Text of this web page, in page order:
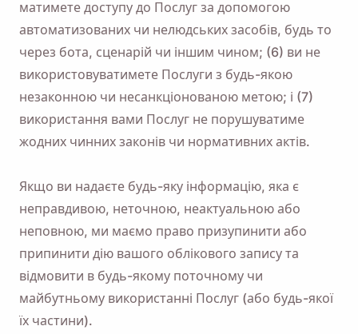
матимете доступу до Послуг за допомогою
автоматизованих чи нелюдських засобів, будь то
через бота, сценарій чи іншим чином; (6) ви не
використовуватимете Послуги з будь-якою
незаконною чи несанкціонованою метою; і (7)
використання вами Послуг не порушуватиме
жодних чинних законів чи нормативних актів.
Якщо ви надаєте будь-яку інформацію, яка є
неправдивою, неточною, неактуальною або
неповною, ми маємо право призупинити або
припинити дію вашого облікового запису та
відмовити в будь-якому поточному чи
майбутньому використанні Послуг (або будь-якої
їх частини).